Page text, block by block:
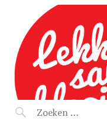
LEKKER